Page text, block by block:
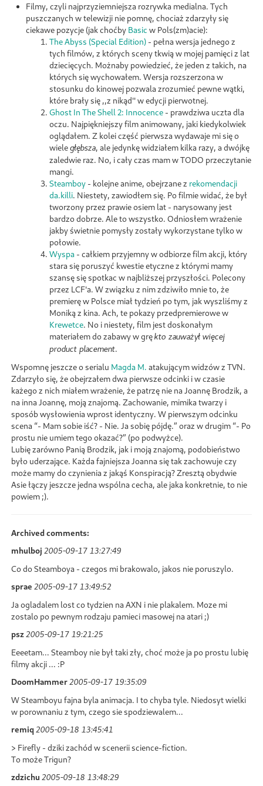
Filmy, czyli najprzyziemniejsza rozrywka medialna. Tych
puszczanych w telewizji nie pomnę, chociaż zdarzyły się
ciekawe pozycje (jak choćby Basic w Pols(zm)acie):
The Abyss (Special Edition) - pełna wersja jednego z
tych filmów, z których sceny tkwią w mojej pamięci z lat
dziecięcych. Możnaby powiedzieć, że jeden z takich, na
których się wychowałem. Wersja rozszerzona w
stosunku do kinowej pozwala zrozumieć pewne wątki,
które brały się ,,z nikąd'' w edycji pierwotnej.
Ghost In The Shell 2: Innocence - prawdziwa uczta dla
oczu. Najpiękniejszy film animowany, jaki kiedykolwiek
oglądałem. Z kolei część pierwsza wydawaje mi się o
wieległębsza, ale jedynkę widziałem kilka razy, a dwójkę
zaledwie raz. No, i cały czas mam w TODO przeczytanie
mangi.
Steamboy - kolejne anime, obejrzane z rekomendacji
da.killi. Niestety, zawiodłem się. Po filmie widać, że był
tworzony przez prawie osiem lat - narysowany jest
bardzo dobrze. Ale to wszystko. Odniosłem wrażenie
jakby świetnie pomysły zostały wykorzystane tylko w
połowie.
Wyspa - całkiem przyjemny w odbiorze film akcji, który
stara się poruszyć kwestie etyczne z którymi mamy
szansę się spotkac w najbliższej przyszłości. Polecony
przez LCF'a. W związku z nim zdziwiło mnie to, że
premierę w Polsce miał tydzień po tym, jak wyszliśmy z
Moniką z kina. Ach, te pokazy przedpremierowe w
Krewetce. No i niestety, film jest doskonałym
materiałem do zabawy w grękto zauważył więcej
product placement.
Wspomnę jeszcze o serialu Magda M. atakującym widzów z TVN.
Zdarzyło się, że obejrzałem dwa pierwsze odcinki i w czasie
każego z nich miałem wrażenie, że patrzę nie na Joannę Brodzik, a
na inna Joannę, moją znajomą. Zachowanie, mimika twarzy i
sposób wysłowienia wprost identyczny. W pierwszym odcinku
scena
- Mam sobie iść? - Nie. Ja sobię pójdę. oraz w drugim - Po
prostu nie umiem tego okazać? (po podwyżce).
Lubię zarówno Panią Brodzik, jak i moją znajomą, podobieństwo
było uderzające. Każda fajniejsza Joanna się tak zachowuje czy
może mamy do czynienia z jakąś Konspiracją? Zresztą obydwie
Asie łączy jeszcze jedna wspólna cecha, ale jaka konkretnie, to nie
powiem ;).
Archived comments:
mhulboj 2005-09-17 13:27:49
Co do Steamboya - czegos mi brakowalo, jakos nie poruszylo.
sprae 2005-09-17 13:49:52
Ja ogladalem lost co tydzien na AXN i nie plakalem. Moze mi
zostalo po pewnym rodzaju pamieci masowej na atari ;)
psz2005-09-17 19:21:25
Eeeetam... Steamboy nie był taki zły, choć może ja po prostu lubię
filmy akcji ... :P
DoomHammer2005-09-17 19:35:09
W Steamboyu fajna byla animacja. I to chyba tyle. Niedosyt wielki
w porownaniu z tym, czego sie spodziewalem...
remiq2005-09-18 13:45:41
> Firefly - dziki zachód w scenerii science-fiction.
To może Trigun?
zdzichu 2005-09-18 13:48:29